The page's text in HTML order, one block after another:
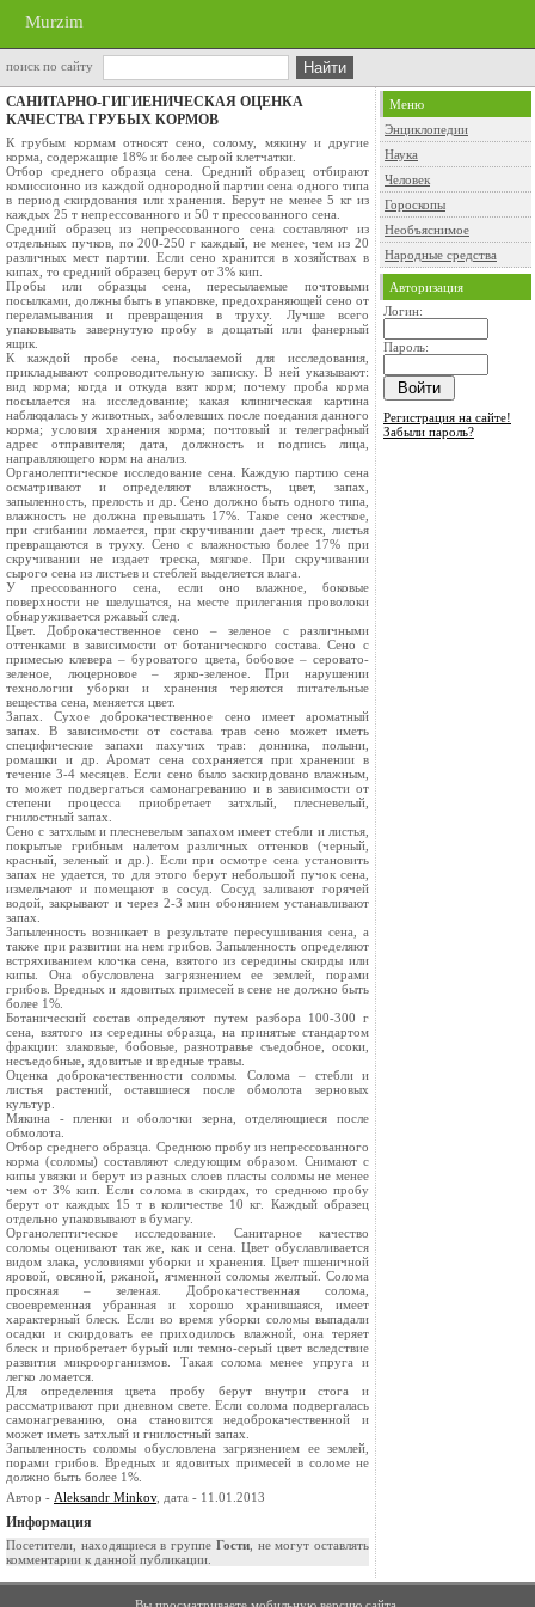
Murzim
поиск по сайту
САНИТАРНО-ГИГИЕНИЧЕСКАЯ ОЦЕНКА
КАЧЕСТВА ГРУБЫХ КОРМОВ
К грубым кормам относят сено, солому, мякину и другие
корма, содержащие 18% и более сырой клетчатки.
Отбор среднего образца сена. Средний образец отбирают
комиссионно из каждой однородной партии сена одного типа
в период скирдования или хранения. Берут не менее 5 кг из
каждых 25 т непрессованного и 50 т прессованного сена.
Средний образец из непрессованного сена составляют из
отдельных пучков, по 200-250 г каждый, не менее, чем из 20
различных мест партии. Если сено хранится в хозяйствах в
кипах, то средний образец берут от 3% кип.
Пробы или образцы сена, пересылаемые почтовыми
посылками, должны быть в упаковке, предохраняющей сено от
переламывания и превращения в труху. Лучше всего
упаковывать завернутую пробу в дощатый или фанерный
ящик.
К каждой пробе сена, посылаемой для исследования,
прикладывают сопроводительную записку. В ней указывают:
вид корма; когда и откуда взят корм; почему проба корма
посылается на исследование; какая клиническая картина
наблюдалась у животных, заболевших после поедания данного
корма; условия хранения корма; почтовый и телеграфный
адрес отправителя; дата, должность и подпись лица,
направляющего корм на анализ.
Органолептическое исследование сена. Каждую партию сена
осматривают и определяют влажность, цвет, запах,
запыленность, прелость и др. Сено должно быть одного типа,
влажность не должна превышать 17%. Такое сено жесткое,
при сгибании ломается, при скручивании дает треск, листья
превращаются в труху. Сено с влажностью более 17% при
скручивании не издает треска, мягкое. При скручивании
сырого сена из листьев и стеблей выделяется влага.
У прессованного сена, если оно влажное, боковые
поверхности не шелушатся, на месте прилегания проволоки
обнаруживается ржавый след.
Цвет. Доброкачественное сено – зеленое с различными
оттенками в зависимости от ботанического состава. Сено с
примесью клевера – буроватого цвета, бобовое – серовато-
зеленое, люцерновое – ярко-зеленое. При нарушении
технологии уборки и хранения теряются питательные
вещества сена, меняется цвет.
Запах. Сухое доброкачественное сено имеет ароматный
запах. В зависимости от состава трав сено может иметь
специфические запахи пахучих трав: донника, полыни,
ромашки и др. Аромат сена сохраняется при хранении в
течение 3-4 месяцев. Если сено было заскирдовано влажным,
то может подвергаться самонагреванию и в зависимости от
степени процесса приобретает затхлый, плесневелый,
гнилостный запах.
Сено с затхлым и плесневелым запахом имеет стебли и листья,
покрытые грибным налетом различных оттенков (черный,
красный, зеленый и др.). Если при осмотре сена установить
запах не удается, то для этого берут небольшой пучок сена,
измельчают и помещают в сосуд. Сосуд заливают горячей
водой, закрывают и через 2-3 мин обонянием устанавливают
запах.
Запыленность возникает в результате пересушивания сена, а
также при развитии на нем грибов. Запыленность определяют
встряхиванием клочка сена, взятого из середины скирды или
кипы. Она обусловлена загрязнением ее землей, порами
грибов. Вредных и ядовитых примесей в сене не должно быть
более 1%.
Ботанический состав определяют путем разбора 100-300 г
сена, взятого из середины образца, на принятые стандартом
фракции: злаковые, бобовые, разнотравье съедобное, осоки,
несъедобные, ядовитые и вредные травы.
Оценка доброкачественности соломы. Солома – стебли и
листья растений, оставшиеся после обмолота зерновых
культур.
Мякина - пленки и оболочки зерна, отделяющиеся после
обмолота.
Отбор среднего образца. Среднюю пробу из непрессованного
корма (соломы) составляют следующим образом. Снимают с
кипы увязки и берут из разных слоев пласты соломы не менее
чем от 3% кип. Если солома в скирдах, то среднюю пробу
берут от каждых 15 т в количестве 10 кг. Каждый образец
отдельно упаковывают в бумагу.
Органолептическое исследование. Санитарное качество
соломы оценивают так же, как и сена. Цвет обуславливается
видом злака, условиями уборки и хранения. Цвет пшеничной
яровой, овсяной, ржаной, ячменной соломы желтый. Солома
просяная – зеленая. Доброкачественная солома,
своевременная убранная и хорошо хранившаяся, имеет
характерный блеск. Если во время уборки соломы выпадали
осадки и скирдовать ее приходилось влажной, она теряет
блеск и приобретает бурый или темно-серый цвет вследствие
развития микроорганизмов. Такая солома менее упруга и
легко ломается.
Для определения цвета пробу берут внутри стога и
рассматривают при дневном свете. Если солома подвергалась
самонагреванию, она становится недоброкачественной и
может иметь затхлый и гнилостный запах.
Запыленность соломы обусловлена загрязнением ее землей,
порами грибов. Вредных и ядовитых примесей в соломе не
должно быть более 1%.
Автор - Aleksandr Minkov, дата - 11.01.2013
Информация
Посетители, находящиеся в группе Гости, не могут оставлять
комментарии к данной публикации.
Меню
Энциклопедии
Наука
Человек
Гороскопы
Необъяснимое
Народные средства
Авторизация
Логин:
Пароль:
Регистрация на сайте!
Забыли пароль?